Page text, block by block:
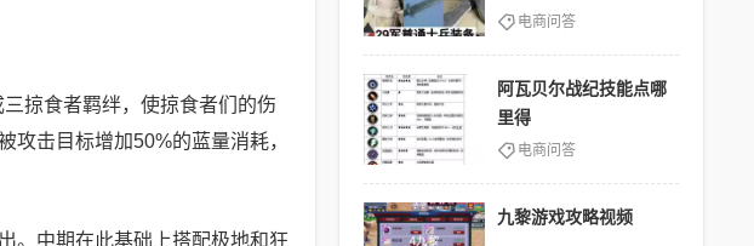
掠食者羁绊，使掠食者们的伤
攻击目标增加50%的蓝量消耗，
。中期在此基础上搭配极地和狂
电商问答
阿瓦贝尔战纪技能点哪
里得
电商问答
九黎游戏攻略视频